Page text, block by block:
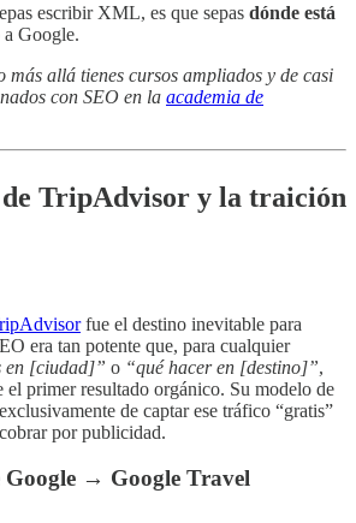
escribir XML, es que sepas dónde está
a Google.
más allá tienes cursos ampliados y de casi
con SEO en la academia de
TripAdvisor y la traición
fue el destino inevitable para
era tan potente que, para cualquier
en [ciudad]” o “qué hacer en [destino]”,
el primer resultado orgánico. Su modelo de
de captar ese tráfico “gratis”
por publicidad.
→ Google Travel